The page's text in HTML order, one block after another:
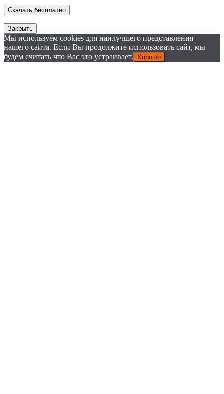
Закрыть
Мы используем cookies для наилучшего представления
нашего сайта. Если Вы продолжите использовать сайт, мы
будем считать что Вас это устраивает. Хорошо